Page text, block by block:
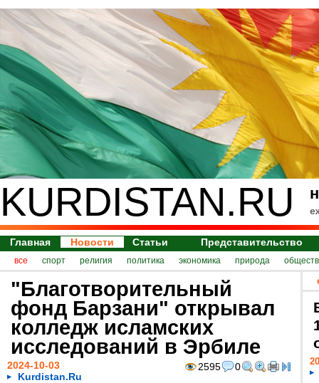
KURDISTAN.RU
Главная Новости Статьи Представительство
все спорт религия политика экономика природа
"Благотворительный
фонд Барзани" открывал
колледж исламских
исследований в Эрбиле
2595 0
2024-10-03
Kurdistan.Ru